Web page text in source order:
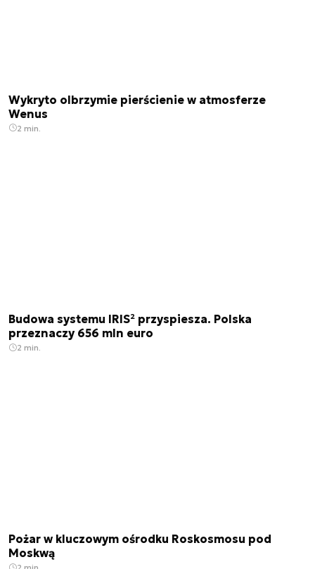
Wykryto olbrzymie pierścienie w atmosferze
Wenus
2 min.
Budowa systemu IRIS² przyspiesza. Polska
przeznaczy 656 mln euro
2 min.
Pożar w kluczowym ośrodku Roskosmosu pod
Moskwą